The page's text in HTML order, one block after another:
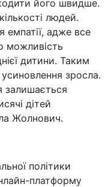
його швидше.
людей.
емпатії, адже все
можливість
дитини. Таким
усиновлення зросла.
залишається
дітей
Жолнович.
політики
платформу